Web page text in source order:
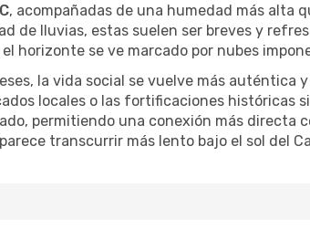
, acompañadas de una humedad más alta
de lluvias, estas suelen ser breves y
horizonte se ve marcado por nubes
la vida social se vuelve más
locales o las fortificaciones históricas
permitiendo una conexión más directa
transcurrir más lento bajo el sol del